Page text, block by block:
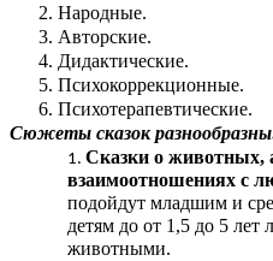
2. Народные.
3. Авторские.
4. Дидактические.
5. Психокоррекционные.
6. Психотерапевтические.
Сюжеты сказок
Сказки о животных,
взаимоотношениях с
подойдут младшим и
детям до от 1,5 до 5 лет
животными.